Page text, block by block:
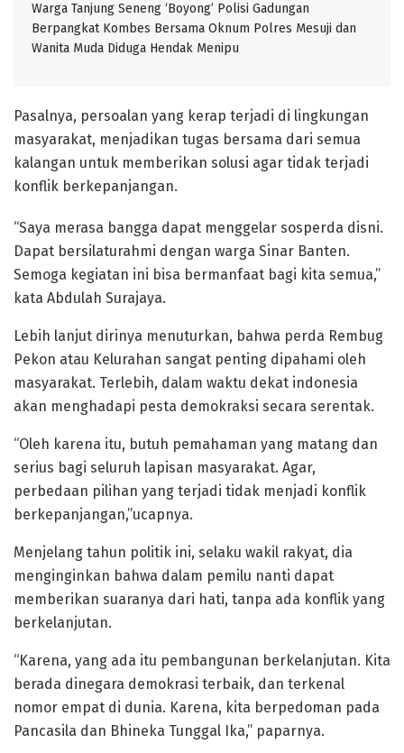
Warga Tanjung Seneng ‘Boyong’ Polisi Gadungan
Berpangkat Kombes Bersama Oknum Polres Mesuji dan
Wanita Muda Diduga Hendak Menipu
Pasalnya, persoalan yang kerap terjadi di lingkungan
masyarakat, menjadikan tugas bersama dari semua
kalangan untuk memberikan solusi agar tidak terjadi
konflik berkepanjangan.
“Saya merasa bangga dapat menggelar sosperda disni.
Dapat bersilaturahmi dengan warga Sinar Banten.
Semoga kegiatan ini bisa bermanfaat bagi kita semua,”
kata Abdulah Surajaya.
Lebih lanjut dirinya menuturkan, bahwa perda Rembug
Pekon atau Kelurahan sangat penting dipahami oleh
masyarakat. Terlebih, dalam waktu dekat indonesia
akan menghadapi pesta demokraksi secara serentak.
“Oleh karena itu, butuh pemahaman yang matang dan
serius bagi seluruh lapisan masyarakat. Agar,
perbedaan pilihan yang terjadi tidak menjadi konflik
berkepanjangan,”ucapnya.
Menjelang tahun politik ini, selaku wakil rakyat, dia
menginginkan bahwa dalam pemilu nanti dapat
memberikan suaranya dari hati, tanpa ada konflik yang
berkelanjutan.
“Karena, yang ada itu pembangunan berkelanjutan. Kita
berada dinegara demokrasi terbaik, dan terkenal
nomor empat di dunia. Karena, kita berpedoman pada
Pancasila dan Bhineka Tunggal Ika,” paparnya.